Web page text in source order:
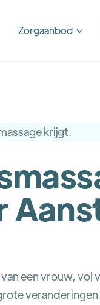
Zorgaanbod 
een vrouw,
veranderingen